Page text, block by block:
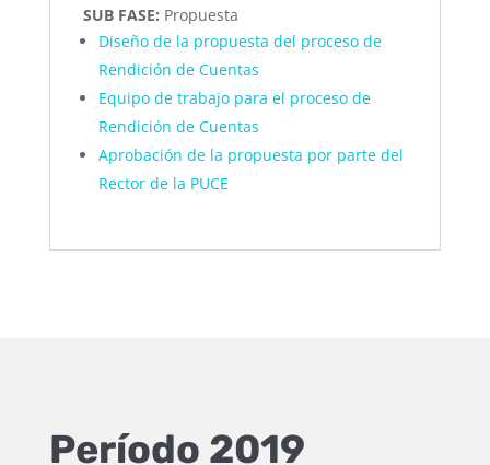
SUB FASE: Propuesta
Diseño de la propuesta del proceso de
Rendición de Cuentas
Equipo de trabajo para el proceso de
Rendición de Cuentas
Aprobación de la propuesta por parte del
Rector de la PUCE
Período 2019